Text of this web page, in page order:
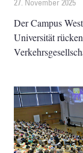
27. November 2025
Der Campus
Universität